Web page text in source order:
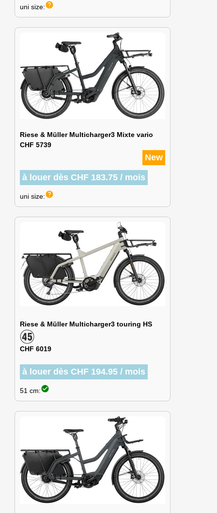
uni size:help
Riese & Müller Multicharger3 Mixte vario
CHF 5739
New
à louer dès CHF 183.75 / mois
uni size:help
Riese & Müller Multicharger3 touring HS
CHF 6019
à louer dès CHF 194.95 / mois
51 cm:check_circle